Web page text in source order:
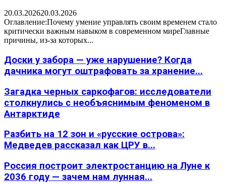
20.03.202620.03.2026
Оглавление:Почему умение управлять своим временем стало
критически важным навыком в современном миреГлавные
причины, из-за которых...
Доски у забора — уже нарушение? Когда
дачника могут оштрафовать за хранение...
Загадка черных саркофагов: исследователи
столкнулись с необъяснимым феноменом в
Антарктиде
Разбить на 12 зон и «русские острова»:
Медведев рассказал как ЦРУ в...
Россия построит электростанцию на Луне к
2036 году — зачем нам лунная...